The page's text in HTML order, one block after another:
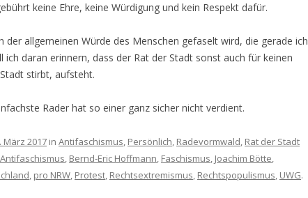
keine Ehre, keine Würdigung und kein Respekt dafür.
der allgemeinen Würde des Menschen gefaselt wird, die gerade ich
daran erinnern, dass der Rat der Stadt sonst auch für keinen
stirbt, aufsteht.
Rader hat so einer ganz sicher nicht verdient.
März 2017 in Antifaschismus, Persönlich, Radevormwald, Rat der Stadt
Antifaschismus, Bernd-Eric Hoffmann, Faschismus, Joachim Bötte,
, pro NRW, Protest, Rechtsextremismus, Rechtspopulismus, UWG.